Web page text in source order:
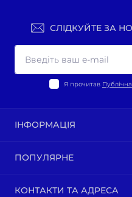
СЛІДКУЙТЕ ЗА
Я прочитав
ІНФОРМАЦІЯ
Політика конфіденційності
Про нас
ПОПУЛЯРНЕ
КОНТАКТИ ТА АДРЕСА